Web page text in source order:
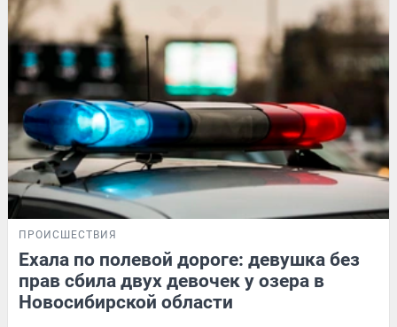
ПРОИСШЕСТВИЯ
Ехала по полевой дороге: девушка без
прав сбила двух девочек у озера в
Новосибирской области